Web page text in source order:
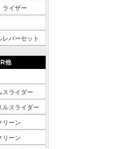
ライザー
レバーセット
他
スライダー
ルスライダー
リーン
リーン